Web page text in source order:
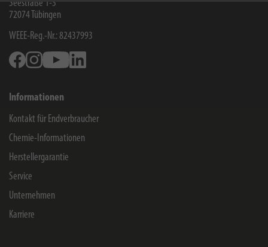
Seestraße 1-3
72074 Tübingen
WEEE-Reg.-Nr.: 82437993
FacebookInstagramYoutube
Informationen
Kontakt für Endverbraucher
Chemie-Informationen
Herstellergarantie
Service
Unternehmen
Karriere